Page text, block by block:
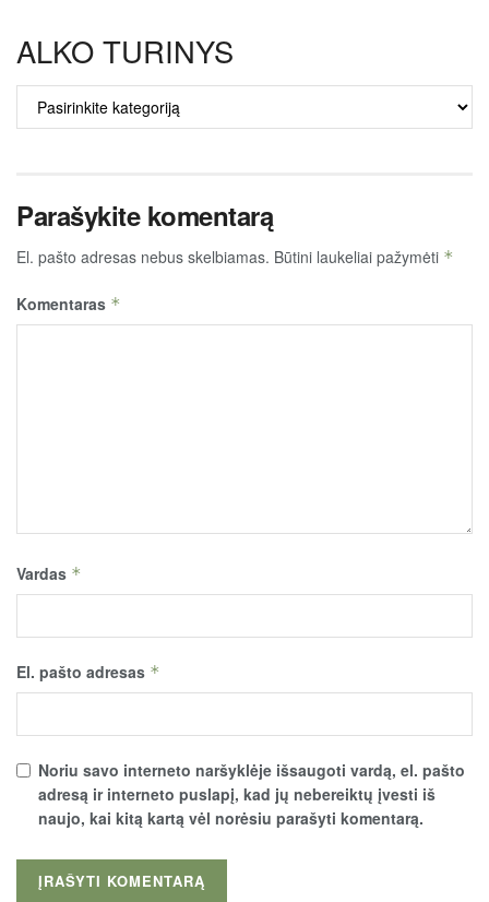
ALKO TURINYS
ALKO
TURINYS
Parašykite komentarą
El. pašto adresas nebus skelbiamas. Būtini laukeliai pažymėti *
Komentaras *
Vardas *
El. pašto adresas *
Noriu savo interneto naršyklėje išsaugoti vardą, el. pašto
adresą ir interneto puslapį, kad jų nebereiktų įvesti iš
naujo, kai kitą kartą vėl norėsiu parašyti komentarą.